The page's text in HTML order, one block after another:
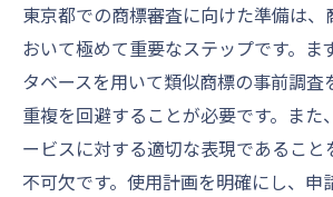
東京都での商標審査に向けた準備は、
おいて極めて重要なステップです。ま
タベースを用いて類似商標の事前調査
重複を回避することが必要です。また
ービスに対する適切な表現であること
不可欠です。使用計画を明確にし、申